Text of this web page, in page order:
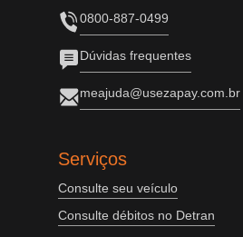
0800-887-0499
Dúvidas frequentes
meajuda@usezapay.com.br
Serviços
Consulte seu veículo
Consulte débitos no Detran